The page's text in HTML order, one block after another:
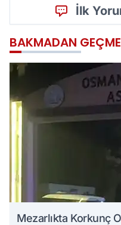
İlk
BAKMADAN GEÇME
Mezarlıkta Korkunç